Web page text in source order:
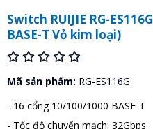
Switch RUIJIE RG-
BASE-T Vỏ kim loại)
Mã sản phẩm: RG-ES116G
- 16 cổng 10/100/1000 BASE-T
- Tốc độ chuyển mạch: 32Gbps